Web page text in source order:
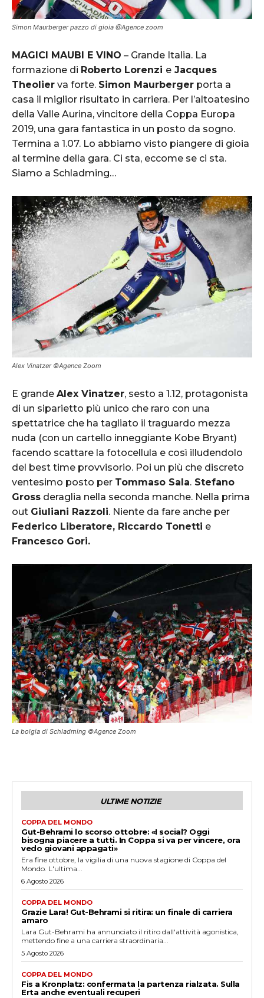
Simon Maurberger pazzo di gioia @Agence zoom
MAGICI MAUBI E VINO – Grande Italia. La
formazione di Roberto Lorenzi e Jacques
Theolier va forte. Simon Maurberger porta a
casa il miglior risultato in carriera. Per l’altoatesino
della Valle Aurina, vincitore della Coppa Europa
2019, una gara fantastica in un posto da sogno.
Termina a 1.07. Lo abbiamo visto piangere di gioia
al termine della gara. Ci sta, eccome se ci sta.
Siamo a Schladming…
Alex Vinatzer ©Agence Zoom
E grande Alex Vinatzer, sesto a 1.12, protagonista
di un siparietto più unico che raro con una
spettatrice che ha tagliato il traguardo mezza
nuda (con un cartello inneggiante Kobe Bryant)
facendo scattare la fotocellula e così illudendolo
del best time provvisorio. Poi un più che discreto
ventesimo posto per Tommaso Sala. Stefano
Gross deraglia nella seconda manche. Nella prima
out Giuliani Razzoli. Niente da fare anche per
Federico Liberatore, Riccardo Tonetti e
Francesco Gori.
La bolgia di Schladming ©Agence Zoom
ULTIME NOTIZIE
COPPA DEL MONDO
Gut-Behrami lo scorso ottobre: «I social? Oggi
bisogna piacere a tutti. In Coppa si va per vincere, ora
vedo giovani appagati»
Era fine ottobre, la vigilia di una nuova stagione di Coppa del
Mondo. L'ultima...
6 Agosto 2026
COPPA DEL MONDO
Grazie Lara! Gut-Behrami si ritira: un finale di carriera
amaro
Lara Gut-Behrami ha annunciato il ritiro dall'attività agonistica,
mettendo fine a una carriera straordinaria...
5 Agosto 2026
COPPA DEL MONDO
Fis a Kronplatz: confermata la partenza rialzata. Sulla
Erta anche eventuali recuperi